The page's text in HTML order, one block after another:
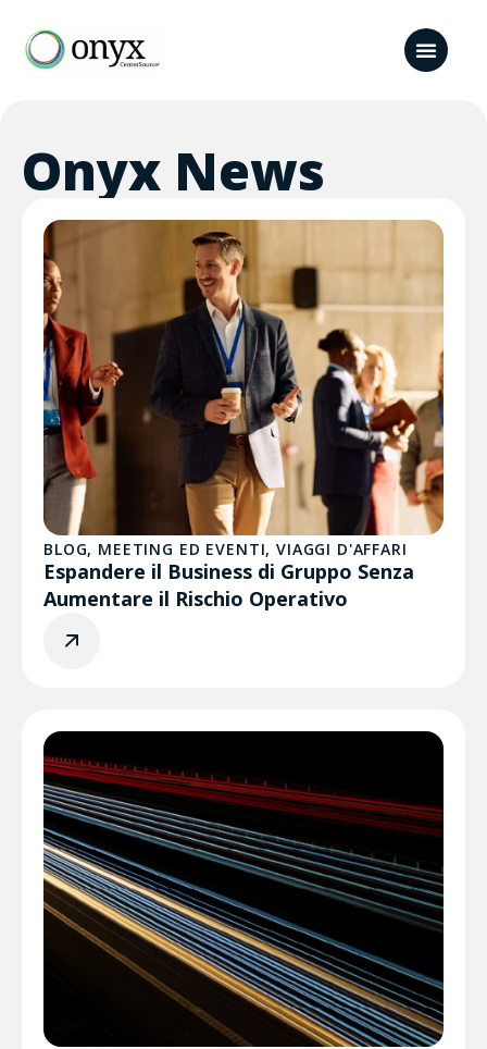
Onyx News
BLOG, MEETING ED EVENTI,VIAGGI D'AFFARI
Espandere il Business di Gruppo Senza
Aumentare il Rischio Operativo